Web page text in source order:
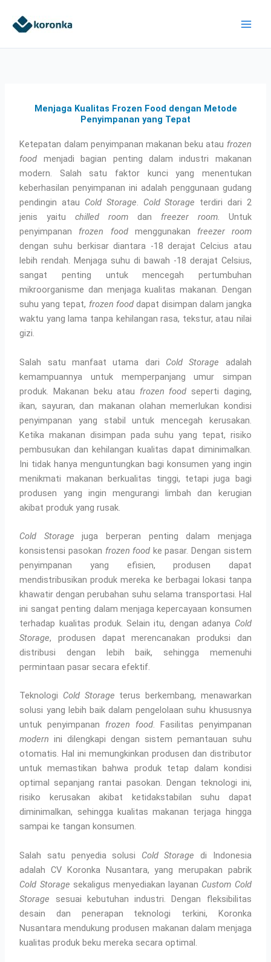
content
Menjaga Kualitas Frozen Food dengan Metode
Penyimpanan yang Tepat
Ketepatan dalam penyimpanan makanan beku atau frozen
food menjadi bagian penting dalam industri makanan
modern. Salah satu faktor kunci yang menentukan
keberhasilan penyimpanan ini adalah penggunaan gudang
pendingin atau Cold Storage. Cold Storage terdiri dari 2
jenis yaituchilled room dan freezer room. Untuk
penyimpanan frozen foodmenggunakan freezer room
dengan suhu berkisar diantara -18 derajat Celcius atau
lebih rendah. Menjaga suhu di bawah -18 derajat Celsius,
sangat penting untuk mencegah pertumbuhan
mikroorganisme dan menjaga kualitas makanan. Dengan
suhu yang tepat, frozen fooddapat disimpan dalam jangka
waktu yang lama tanpa kehilangan rasa, tekstur, atau nilai
gizi.
Salah satu manfaat utama dari Cold Storage adalah
kemampuannya untuk memperpanjang umur simpan
produk. Makanan beku atau frozen food seperti daging,
ikan, sayuran, dan makanan olahan memerlukan kondisi
penyimpanan yang stabil untuk mencegah kerusakan.
Ketika makanan disimpan pada suhu yang tepat, risiko
pembusukan dan kehilangan kualitas dapat diminimalkan.
Ini tidak hanya menguntungkan bagi konsumen yang ingin
menikmati makanan berkualitas tinggi, tetapi juga bagi
produsen yang ingin mengurangi limbah dan kerugian
akibat produk yang rusak.
Cold Storage juga berperan penting dalam menjaga
konsistensi pasokan frozen food ke pasar. Dengan sistem
penyimpanan yang efisien, produsen dapat
mendistribusikan produk mereka ke berbagai lokasi tanpa
khawatir dengan perubahan suhu selama transportasi. Hal
ini sangat penting dalam menjaga kepercayaan konsumen
terhadap kualitas produk. Selain itu, dengan adanya Cold
Storage, produsen dapat merencanakan produksi dan
distribusi dengan lebih baik, sehingga memenuhi
permintaan pasar secara efektif.
Teknologi Cold Storage terus berkembang, menawarkan
solusi yang lebih baik dalam pengelolaan suhu khususnya
untuk penyimpanan frozen food. Fasilitas penyimpanan
modern ini dilengkapi dengan sistem pemantauan suhu
otomatis. Hal ini memungkinkan produsen dan distributor
untuk memastikan bahwa produk tetap dalam kondisi
optimal sepanjang rantai pasokan. Dengan teknologi ini,
risiko kerusakan akibat ketidakstabilan suhu dapat
diminimalkan, sehingga kualitas makanan terjaga hingga
sampai ke tangan konsumen.
Salah satu penyedia solusi Cold Storage di Indonesia
adalah CV Koronka Nusantara, yang merupakan pabrik
Cold Storage sekaligus menyediakan layanan Custom Cold
Storage sesuai kebutuhan industri. Dengan fleksibilitas
desain dan penerapan teknologi terkini, Koronka
Nusantara mendukung produsen makanan dalam menjaga
kualitas produk beku mereka secara optimal.